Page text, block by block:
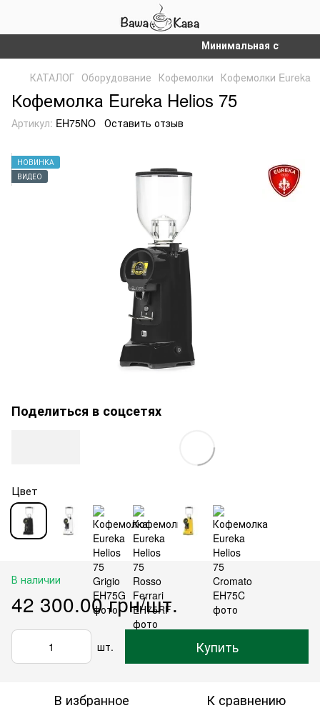
Минимальная сумма
КАТАЛОГ Оборудование Кофемолки Кофемолки Eureka
Кофемолка Eureka Helios 75
Артикул: EH75NO Оставить отзыв
НОВИНКА
ВИДЕО
Поделиться в соцсетях
Цвет
В наличии
42 300.00 грн/шт.
шт. Купить
В избранное К сравнению